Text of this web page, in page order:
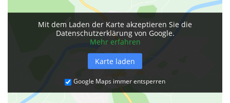
Mit dem Laden der Karte akzeptieren Sie die
Datenschutzerklärung von Google.
Mehr erfahren
Karte laden
Google Maps immer entsperren